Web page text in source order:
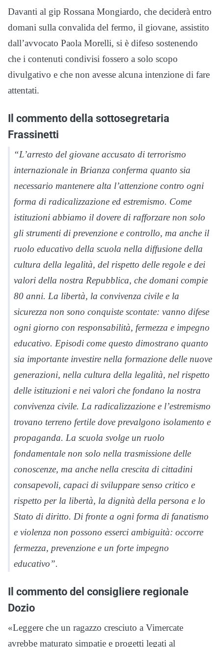
Davanti al gip Rossana Mongiardo, che deciderà entro
domani sulla convalida del fermo, il giovane, assistito
dall’avvocato Paola Morelli, si è difeso sostenendo
che i contenuti condivisi fossero a solo scopo
divulgativo e che non avesse alcuna intenzione di fare
attentati.
Il commento della sottosegretaria
Frassinetti
“L’arresto del giovane accusato di terrorismo
internazionale in Brianza conferma quanto sia
necessario mantenere alta l’attenzione contro ogni
forma di radicalizzazione ed estremismo. Come
istituzioni abbiamo il dovere di rafforzare non solo
gli strumenti di prevenzione e controllo, ma anche il
ruolo educativo della scuola nella diffusione della
cultura della legalità, del rispetto delle regole e dei
valori della nostra Repubblica, che domani compie
80 anni. La libertà, la convivenza civile e la
sicurezza non sono conquiste scontate: vanno difese
ogni giorno con responsabilità, fermezza e impegno
educativo. Episodi come questo dimostrano quanto
sia importante investire nella formazione delle nuove
generazioni, nella cultura della legalità, nel rispetto
delle istituzioni e nei valori che fondano la nostra
convivenza civile. La radicalizzazione e l’estremismo
trovano terreno fertile dove prevalgono isolamento e
propaganda. La scuola svolge un ruolo
fondamentale non solo nella trasmissione delle
conoscenze, ma anche nella crescita di cittadini
consapevoli, capaci di sviluppare senso critico e
rispetto per la libertà, la dignità della persona e lo
Stato di diritto. Di fronte a ogni forma di fanatismo
e violenza non possono esserci ambiguità: occorre
fermezza, prevenzione e un forte impegno
educativo”.
Il commento del consigliere regionale
Dozio
«Leggere che un ragazzo cresciuto a Vimercate
avrebbe maturato simpatie e progetti legati al